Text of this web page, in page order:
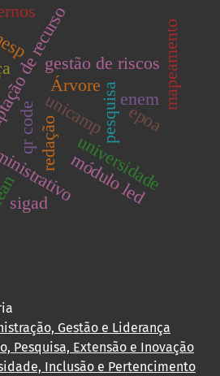
pesquisa
recurso
universidade
redação
enem
unicamp
gestão de riscos
Árvore mapeamento
qr code
módulo led
epoa
sigad
Gestão e Liderança
Pesquisa, Extensão e Inovação
Inclusão e Pertencimento